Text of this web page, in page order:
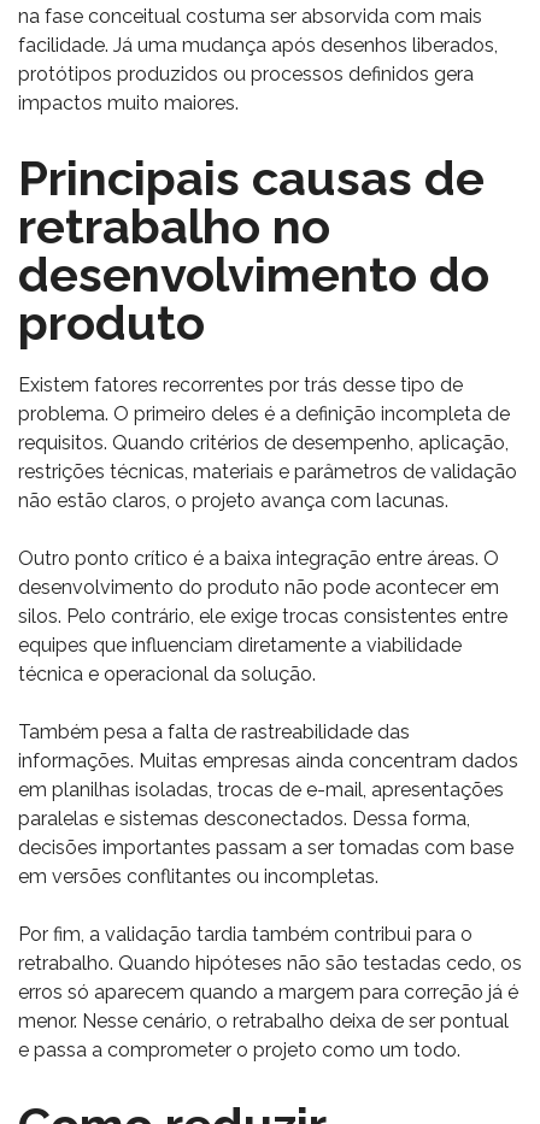
na fase conceitual costuma ser absorvida com mais
facilidade. Já uma mudança após desenhos liberados,
protótipos produzidos ou processos definidos gera
impactos muito maiores.
Principais causas de
retrabalho no
desenvolvimento do
produto
Existem fatores recorrentes por trás desse tipo de
problema. O primeiro deles é a definição incompleta de
requisitos. Quando critérios de desempenho, aplicação,
restrições técnicas, materiais e parâmetros de validação
não estão claros, o projeto avança com lacunas.
Outro ponto crítico é a baixa integração entre áreas. O
desenvolvimento do produto não pode acontecer em
silos. Pelo contrário, ele exige trocas consistentes entre
equipes que influenciam diretamente a viabilidade
técnica e operacional da solução.
Também pesa a falta de rastreabilidade das
informações. Muitas empresas ainda concentram dados
em planilhas isoladas, trocas de e-mail, apresentações
paralelas e sistemas desconectados. Dessa forma,
decisões importantes passam a ser tomadas com base
em versões conflitantes ou incompletas.
Por fim, a validação tardia também contribui para o
retrabalho. Quando hipóteses não são testadas cedo, os
erros só aparecem quando a margem para correção já é
menor. Nesse cenário, o retrabalho deixa de ser pontual
e passa a comprometer o projeto como um todo.